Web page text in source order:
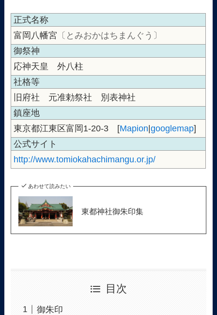
正式名称
富岡八幡宮 〔とみおかはちまんぐう〕
御祭神
応神天皇 外八柱
社格等
旧府社 元准勅祭社 別表神社
鎮座地
東京都江東区富岡1-20-3 [Mapion|googlemap]
公式サイト
http://www.tomiokahachimangu.or.jp/
あわせて読みたい
東都神社御朱印集
目次
御朱印